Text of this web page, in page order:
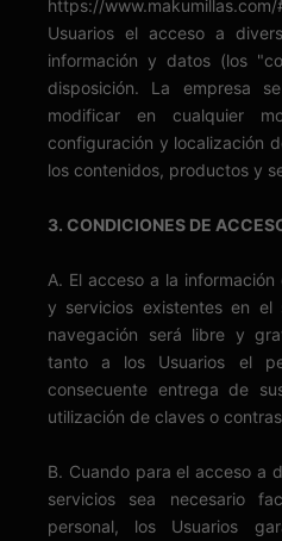
https://
Usuarios el acceso a
información y datos (los
disposición. La empresa
modificar en cualquier
configuración y localización
los contenidos, productos y
3. CONDICIONES DE
A. El acceso a la
y servicios existentes en
navegación será libre y
tanto a los Usuarios el
consecuente entrega de
utilización de claves o
B. Cuando para el acceso a
servicios sea necesario
personal, los Usuarios